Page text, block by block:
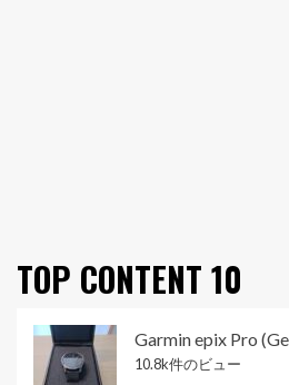
TOP CONTENT 10
Garmin epix Pro
10.8k件のビュー